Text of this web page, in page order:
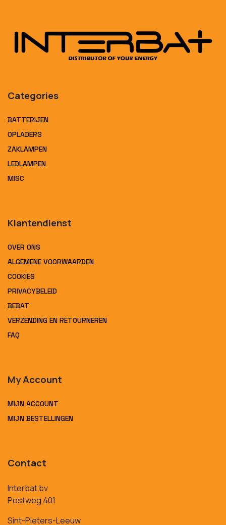
Categories
BATTERIJEN
OPLADERS
ZAKLAMPEN
LEDLAMPEN
MISC
Klantendienst
OVER ONS
ALGEMENE VOORWAARDEN
COOKIES
PRIVACYBELEID
BEBAT
VERZENDING EN RETOURNEREN
FAQ
My Account
MIJN ACCOUNT
MIJN BESTELLINGEN
Contact
Interbat bv
Postweg 401
Sint-Pieters-Leeuw